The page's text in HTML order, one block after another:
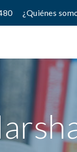
¿Quiénes